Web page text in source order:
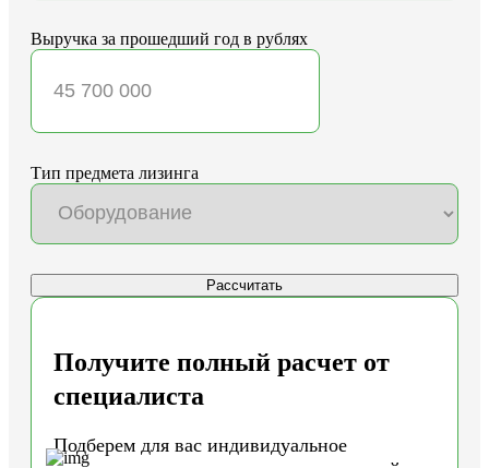
Выручка за прошедший год в рублях
Тип предмета лизинга
Рассчитать
Получите полный расчет от
специалиста
Подберем для вас индивидуальное